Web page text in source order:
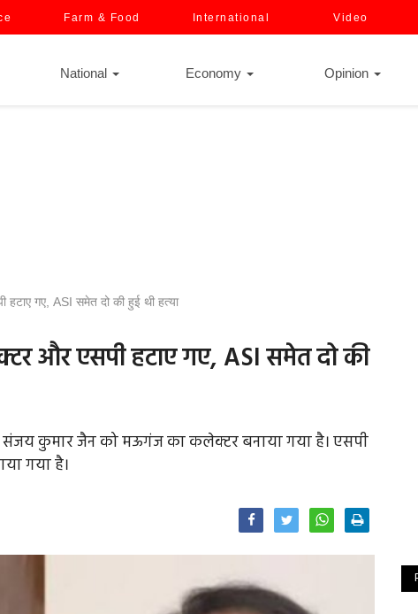
Farm & Food International Video
National Economy Opinion
गए, ASI समेत दो की हुई थी हत्या
और एसपी हटाए गए, ASI समेत दो की
कुमार जैन को मऊगंज का कलेक्टर बनाया गया है। एसपी
गया है।